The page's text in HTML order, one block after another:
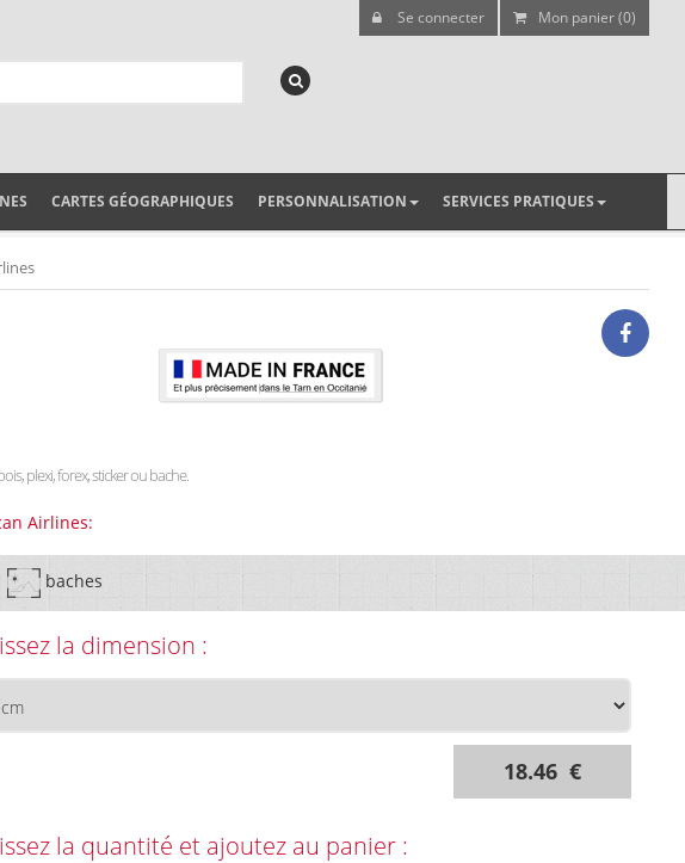
Se connecter Mon panier (0)
CARTES GÉOGRAPHIQUES PERSONNALISATION SERVICES PRATIQUES
plexi, forex, sticker ou bache.
Airlines:
baches
la dimension :
18.46 €
la quantité et ajoutez au panier :